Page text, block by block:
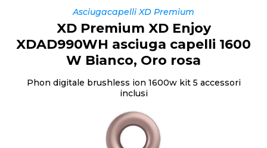
Asciugacapelli XD Premium
XD Premium XD Enjoy
XDAD990WH asciuga capelli 1600
W Bianco, Oro rosa
Phon digitale brushless ion 1600w kit 5 accessori
inclusi